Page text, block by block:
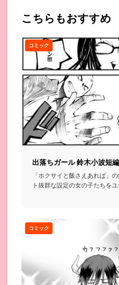
こちらもおすすめ
コミック
出落ちガール 鈴木小波短
「ホクサイと飯さえあれば」
ト抜群な設定の女の子たちを
コミック